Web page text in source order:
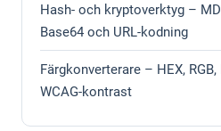
Hash- och kryptoverktyg –
Base64 och URL-kodning
Färgkonverterare – HEX,
WCAG-kontrast